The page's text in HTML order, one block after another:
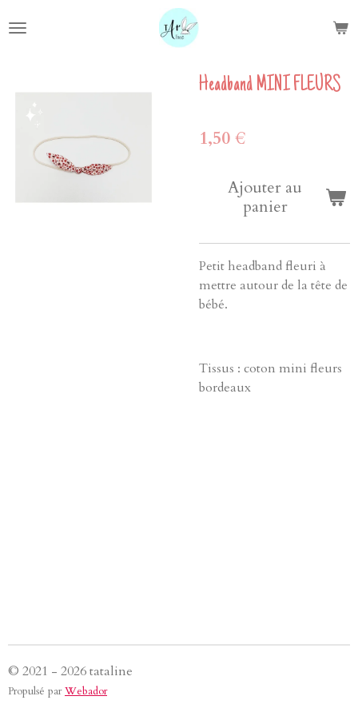
au
Headband MINI FLEURS
1,50 €
Ajouter au
panier
Petit headband fleuri à
mettre autour de la tête de
bébé.
Tissus : coton mini fleurs
bordeaux
© 2021 - 2026 tataline
Propulsé parWebador